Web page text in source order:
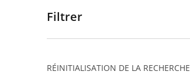
Passer
pour
Filtrer
RÉINITIALISATION DE LA RECHERCHE